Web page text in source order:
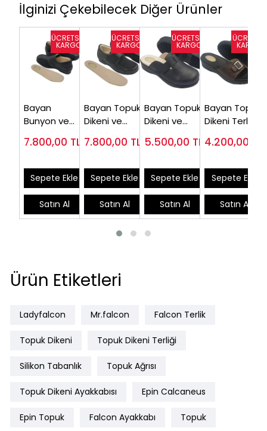
İlginizi Çekebilecek Diğer Ürünler
Bayan
Bunyon ve
Ayakkabısı
7.800,00 TL
Sepete Ekle
Satın Al
Bayan Topuk
Dikeni ve
Valgus
EPTHLX01
7.800,00 TL
Sepete Ekle
Satın Al
Bayan Topuk
Dikeni ve
Terliği Siyah
5.500,00 TL
Sepete Ekle
Satın Al
Bayan Topuk
Dikeni Terliği
EPT04F
4.200,00
Sepete Ekle
Satın Al
Ürün Etiketleri
Ladyfalcon Mr.falcon Falcon Terlik
Topuk Dikeni Topuk Dikeni Terliği
Silikon Tabanlık Topuk Ağrısı
Topuk Dikeni Ayakkabısı Epin Calcaneus
Epin Topuk Falcon Ayakkabı Topuk